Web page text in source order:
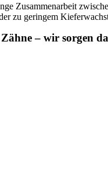
Zusammenarbeit
zu geringem
– wir sorgen